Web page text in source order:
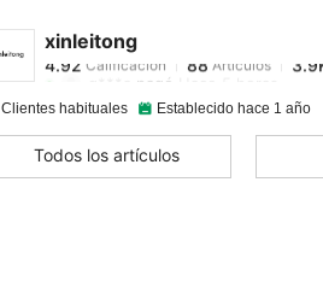
xinleitong
4.92 Calificación
q***apagó Hace 5 horas
Clientes habituales Establecido hace 1 año
Todos los artículos